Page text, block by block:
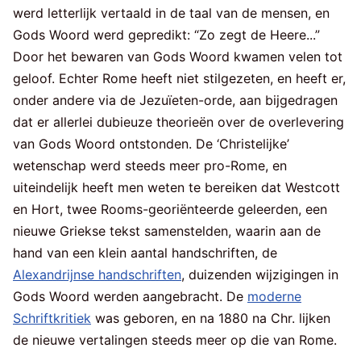
werd letterlijk vertaald in de taal van de mensen, en
Gods Woord werd gepredikt: “Zo zegt de Heere...”
Door het bewaren van Gods Woord kwamen velen tot
geloof. Echter Rome heeft niet stilgezeten, en heeft er,
onder andere via de Jezuïeten-orde, aan bijgedragen
dat er allerlei dubieuze theorieën over de overlevering
van Gods Woord ontstonden. De ‘Christelijke’
wetenschap werd steeds meer pro-Rome, en
uiteindelijk heeft men weten te bereiken dat Westcott
en Hort, twee Rooms-georiënteerde geleerden, een
nieuwe Griekse tekst samenstelden, waarin aan de
hand van een klein aantal handschriften, de
Alexandrijnse handschriften, duizenden wijzigingen in
Gods Woord werden aangebracht. De moderne
Schriftkritiek was geboren, en na 1880 na Chr. lijken
de nieuwe vertalingen steeds meer op die van Rome.